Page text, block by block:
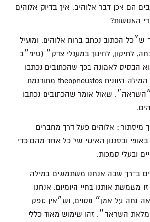
הם אכן דבר אלוהים, איך בדיוק אלוהים
האנושות?
ש״כל הכתוב נכתב ברוח אלוהים, ומועיל
לתיקון, לחינוך במעגלי צדק״ (טימ״ב
הוא הבסיס לאמונה בכך שהכתובים נכתבו
בהשראת אלוהים. המילה היוונית theopneustos מתורגמת
שאול אומר שהכתובים נכתבו
מיסתורי: אלוהים פעל דרך מחברים
ובסגנון האישי של כל אחד מהם כדי
ובעלי סמכות.
בדרך שבה אנחנו משתמשים במילה
משמשת אותנו בחיי היומיום. אנחנו
נחה על אמן״ מסוים, וש״אין ספק
השראה״. זהו שימוש מאוד כללי